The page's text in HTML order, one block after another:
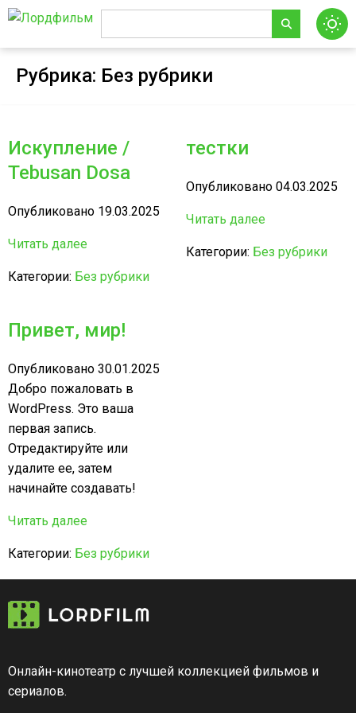
Рубрика: Без рубрики
Искупление /
Tebusan Dosa
Опубликовано 19.03.2025
Читать далее
Категории: Без рубрики
тестки
Опубликовано 04.03.2025
Читать далее
Категории: Без рубрики
Привет, мир!
Опубликовано 30.01.2025
Добро пожаловать в
WordPress. Это ваша
первая запись.
Отредактируйте или
удалите ее, затем
начинайте создавать!
Читать далее
Категории: Без рубрики
Онлайн-кинотеатр с лучшей коллекцией фильмов и
сериалов.